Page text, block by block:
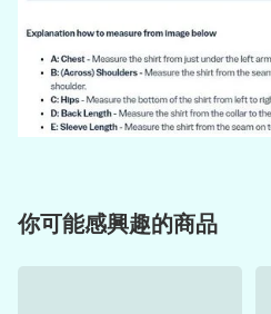
你可能感興趣的商品